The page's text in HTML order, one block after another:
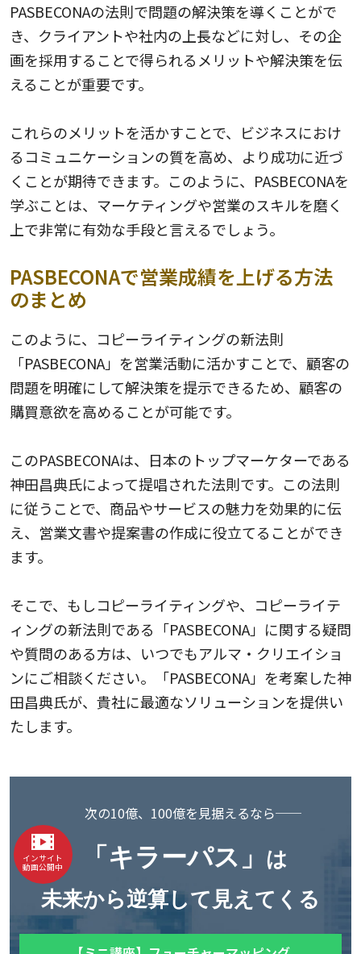
PASBECONAの法則で問題の解決策を導くことがで
き、クライアントや社内の上長などに対し、その企
画を採用することで得られるメリットや解決策を伝
えることが重要です。
これらのメリットを活かすことで、ビジネスにおけ
るコミュニケーションの質を高め、より成功に近づ
くことが期待できます。このように、PASBECONAを
学ぶことは、マーケティングや営業のスキルを磨く
上で非常に有効な手段と言えるでしょう。
PASBECONAで営業成績を上げる方法
のまとめ
このように、コピーライティングの新法則
「PASBECONA」を営業活動に活かすことで、顧客の
問題を明確にして解決策を提示できるため、顧客の
購買意欲を高めることが可能です。
このPASBECONAは、日本のトップマーケターである
神田昌典氏によって提唱された法則です。この法則
に従うことで、商品やサービスの魅力を効果的に伝
え、営業文書や提案書の作成に役立てることができ
ます。
そこで、もしコピーライティングや、コピーライテ
ィングの新法則である「PASBECONA」に関する疑問
や質問のある方は、いつでもアルマ・クリエイショ
ンにご相談ください。「PASBECONA」を考案した神
田昌典氏が、貴社に最適なソリューションを提供い
たします。
インサイト
動画公開中
次の10億、100億を見据えるなら──
「キラーパス」 は
未来から逆算して見えてくる